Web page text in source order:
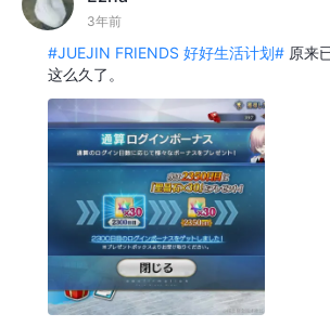
3年前
#JUEJIN FRIENDS 好好生活计划# 原来
这么久了。